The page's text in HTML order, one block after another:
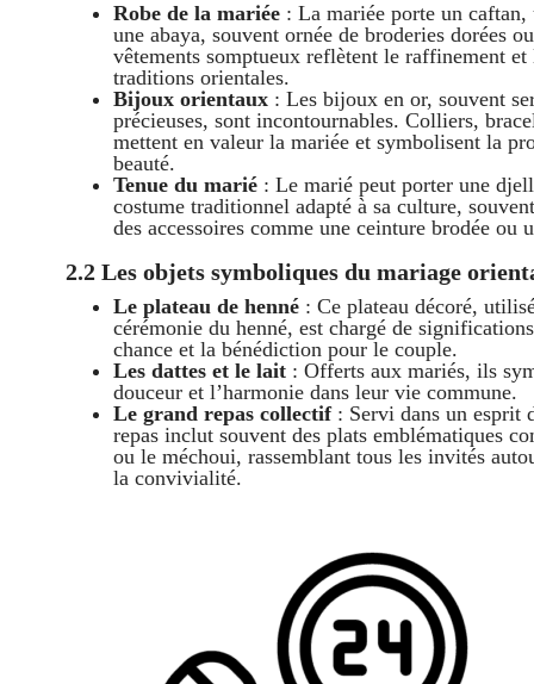
Robe de la mariée : La mariée porte un caftan,
une abaya, souvent ornée de broderies dorées
vêtements somptueux reflètent le raffinement et
traditions orientales.
Bijoux orientaux : Les bijoux en or, souvent
précieuses, sont incontournables. Colliers,
mettent en valeur la mariée et symbolisent la
beauté.
Tenue du marié : Le marié peut porter une
costume traditionnel adapté à sa culture,
des accessoires comme une ceinture brodée ou
2.2 Les objets symboliques du mariage
Le plateau de henné : Ce plateau décoré,
cérémonie du henné, est chargé de
chance et la bénédiction pour le couple.
Les dattes et le lait : Offerts aux mariés, ils
douceur et l’harmonie dans leur vie commune.
Le grand repas collectif: Servi dans un esprit
repas inclut souvent des plats emblématiques
ou le méchoui, rassemblant tous les invités
la convivialité.